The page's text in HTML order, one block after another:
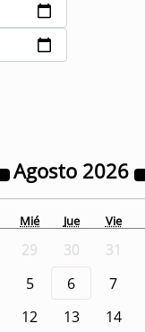
Agosto 2026
Mié Jue Vie
29 30 31
5 6 7
12 13 14